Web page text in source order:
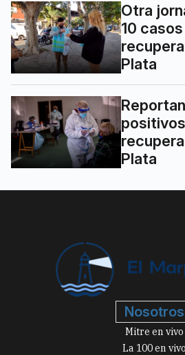
Otra
10
Plata
Plata
Nosotros
Mitre en vivo
La 100 en vivo